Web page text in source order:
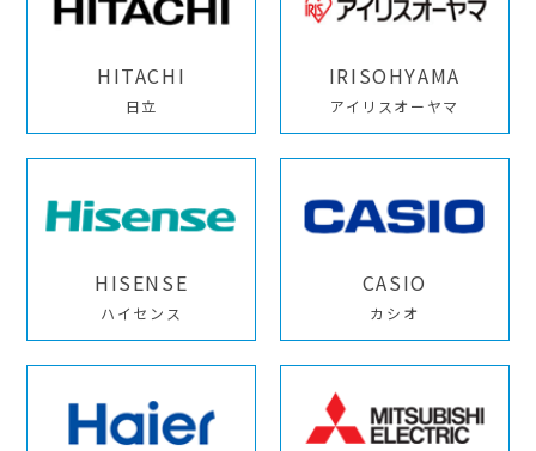
HITACHI
日立
IRISOHYAMA
アイリスオーヤマ
HISENSE
ハイセンス
CASIO
カシオ